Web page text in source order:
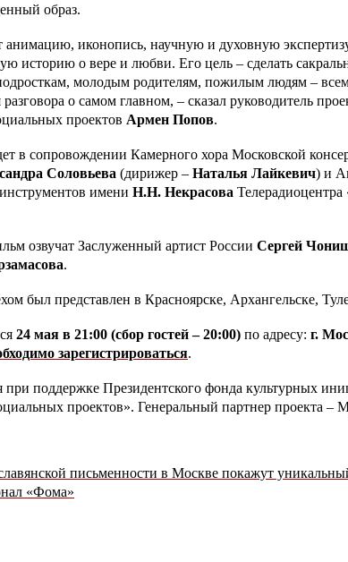
образ.
анимацию, иконопись, научную и духовную
историю о вере и любви. Его цель – сделать
молодым родителям, пожилым людям –
о самом главном, – сказал руководитель
проектов Армен Попов.
в сопровождении Камерного хора Московской
Соловьева (дирижер – Наталья Лайкевич) и
имени Н.Н. Некрасова
озвучат Заслуженный артист России Сергей
.
был представлен в Красноярске, Архангельске,
24 мая в 21:00 (сбор гостей – 20:00) по адресу: г.
зарегистрироваться.
при поддержке Президентского фонда культурных
проектов». Генеральный партнер проекта –
письменности в Москве покажут
«Фома»